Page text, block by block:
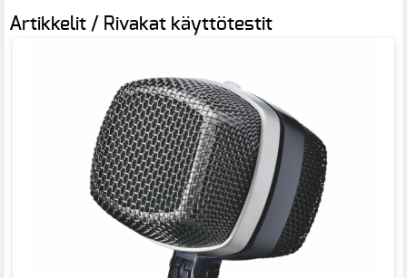
Artikkelit / Rivakat käyttötestit